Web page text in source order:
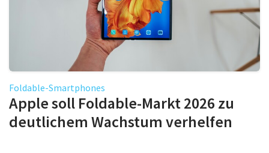
Foldable-Smartphones
Apple soll Foldable-Markt 2026 zu
deutlichem Wachstum verhelfen